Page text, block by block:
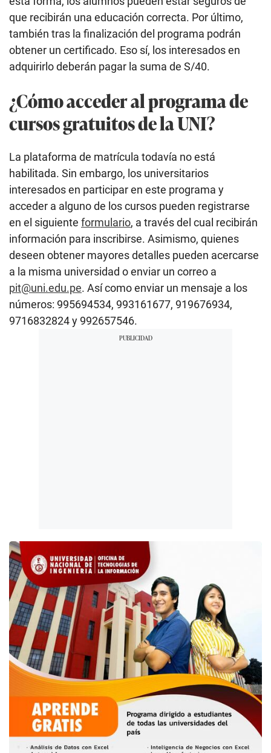
que recibirán una educación correcta. Por último,
también tras la finalización del programa podrán
obtener un certificado. Eso sí, los interesados en
adquirirlo deberán pagar la suma de S/40.
¿Cómo acceder al programa de
cursos gratuitos de la UNI?
La plataforma de matrícula todavía no está
habilitada. Sin embargo, los universitarios
interesados en participar en este programa y
acceder a alguno de los cursos pueden registrarse
en el siguiente formulario, a través del cual recibirán
información para inscribirse. Asimismo, quienes
deseen obtener mayores detalles pueden acercarse
a la misma universidad o enviar un correo a
pit@uni.edu.pe. Así como enviar un mensaje a los
números: 995694534, 993161677, 919676934,
9716832824 y 992657546.